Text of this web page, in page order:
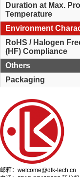
Duration at Max.
Temperature
Environment
RoHS / Halogen
(HF) Compliance
Others
Packaging
邮箱：welcome@dlk-tech.cn